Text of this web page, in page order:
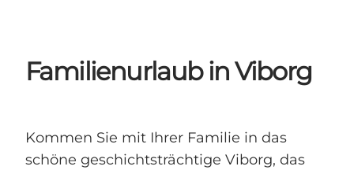
Djursland
Randers
Viborg
Favrskov
Familienurlaub in Viborg
Kommen Sie mit Ihrer Familie in das
schöne geschichtsträchtige Viborg, das